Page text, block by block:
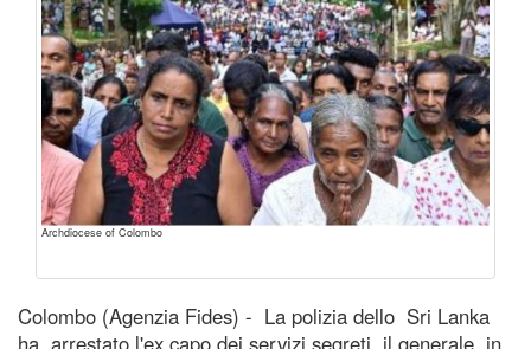
Archdiocese of Colombo
Colombo (Agenzia Fides) - La polizia dello Sri Lanka
ha arrestato l'ex capo dei servizi segreti, il generale in